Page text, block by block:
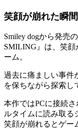
笑顔が崩れた瞬
Smiley dogから発売
SMILING』は、笑
ーム。
過去に痛ましい事件
を保ちながら探索し
本作ではPCに接続
ルタイムに読み取る
笑顔が崩れるとゲー